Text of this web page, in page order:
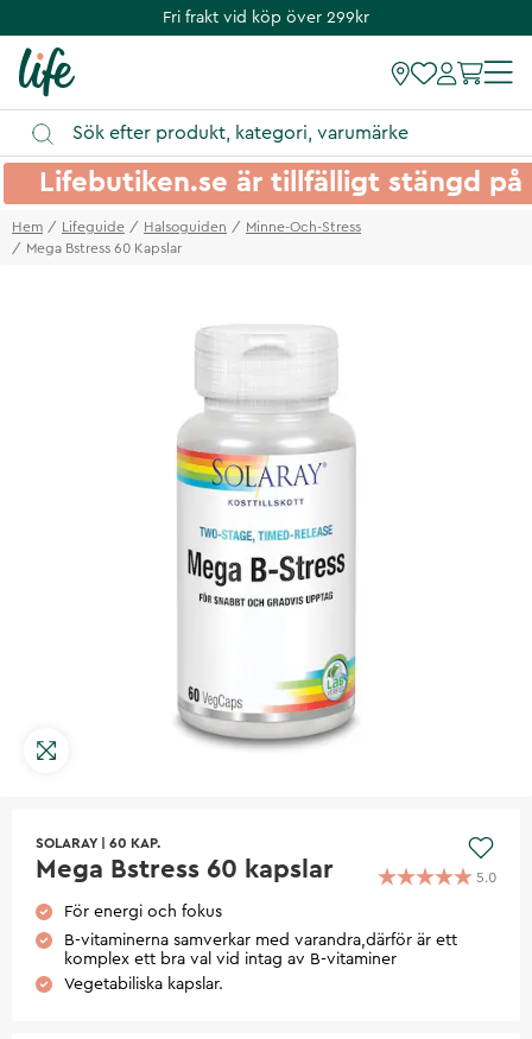
Fri frakt vid köp över 299kr
Lifebutiken.se är tillfälligt stängd
Hem Lifeguide Halsoguiden
Minne-Och-Stress
Mega Bstress 60 Kapslar
SOLARAY 60 KAP.
Mega Bstress 60 kapslar 5.0
För energi och fokus
B-vitaminerna samverkar med varandra,därför är ett
komplex ett bra val vid intag av B-vitaminer
Vegetabiliska kapslar.